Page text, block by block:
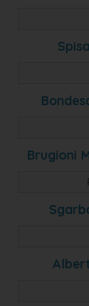
Brugioni